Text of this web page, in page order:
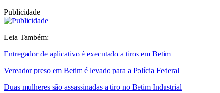
Publicidade
Leia Também:
Entregador de aplicativo é executado a tiros em Betim
Vereador preso em Betim é levado para a Polícia Federal
Duas mulheres são assassinadas a tiro no Betim Industrial